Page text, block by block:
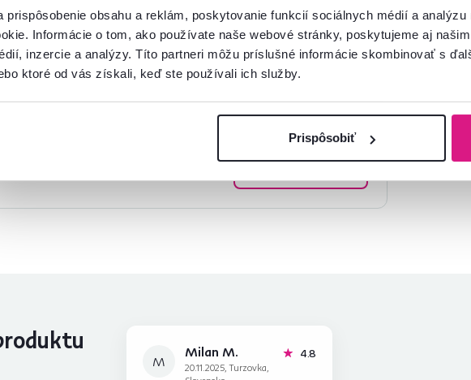
prispôsobenie obsahu a reklám, poskytovanie funkcií sociálnych médií a
Informácie o tom, ako používate naše webové stránky, poskytujeme aj
inzercie a analýzy. Títo partneri môžu príslušné informácie skombinovať s
ktoré od vás získali, keď ste používali ich služby.
Prispôsobiť
požadované informácie?
nás a my vám radi poradíme
M
Milan M.
20.11.2025, Turzovka,
4.8